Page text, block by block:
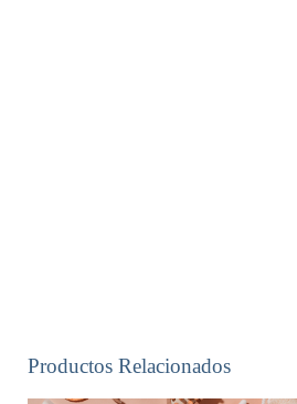
Productos Relacionados